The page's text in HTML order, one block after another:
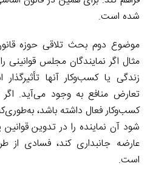
شده است.
موضوع دوم بحث تلاقی حوزه
مثال اگر نمایندگان مجلس قوانینی
زندگی یا کسب‌وکار آنها
تعارض منافع به ‌وجود می‌آید.
کسب‌وکار فعال داشته باشد،
شود آن نماینده را در تدوین قوانین
عارضه جانبداری کند، فسادی از
است.